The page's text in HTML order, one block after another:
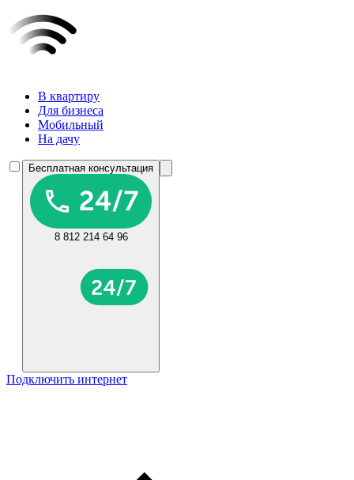
В квартиру
Для бизнеса
Мобильный
На дачу
Бесплатная консультация
8 812 214 64 96
Подключить интернет